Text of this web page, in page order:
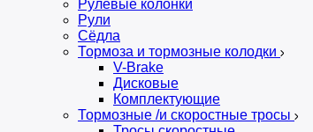
Рулевые колонки
Рули
Сёдла
Тормоза и тормозные колодки
V-Brake
Дисковые
Комплектующие
Тормозные /и скоростные тросы